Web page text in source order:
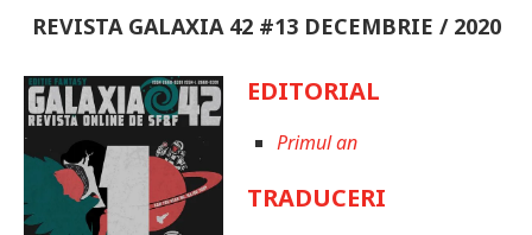
REVISTA GALAXIA 42 #13 DECEMBRIE / 2020
EDITORIAL
Primul an
TRADUCERI